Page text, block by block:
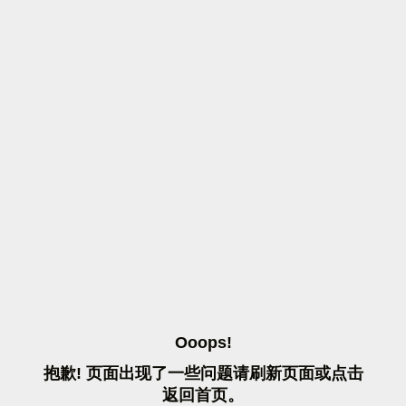
OOOPS!
抱歉! 页面出现了一些问题请刷 新页面或点击
返 回首页。